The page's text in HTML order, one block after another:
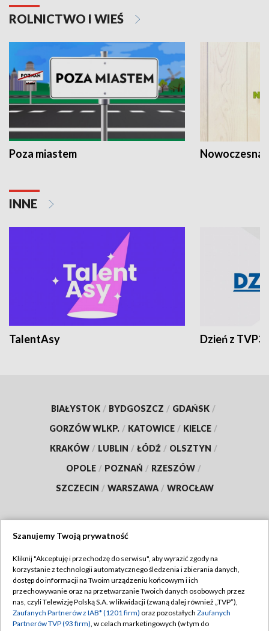
ROLNICTWO I WIEŚ
Poza miastem Nowoczesna
INNE
TalentAsy Dzień z TVP3
BIAŁYSTOK / BYDGOSZCZ / GDAŃSK /
GORZÓW WLKP. / KATOWICE / KIELCE /
KRAKÓW / LUBLIN / ŁÓDŹ / OLSZTYN /
OPOLE / POZNAŃ / RZESZÓW /
SZCZECIN / WARSZAWA / WROCŁAW
TVP
Abonament TVP
Emisja w TVP
Regulamin TVP
Polityka prywatności
Szanujemy Twoją prywatność
Kliknij "Akceptuję i przechodzę do serwisu", aby wyrazić zgody na
korzystanie z technologii automatycznego śledzenia i zbierania danych,
dostęp do informacji na Twoim urządzeniu końcowym i ich
przechowywanie oraz na przetwarzanie Twoich danych osobowych przez
nas, czyli Telewizję Polską S.A. w likwidacji (zwaną dalej również „TVP”),
Zaufanych Partnerów z IAB* (1201 firm) oraz pozostałych Zaufanych
Partnerów TVP (93 firm), w celach marketingowych (w tym do